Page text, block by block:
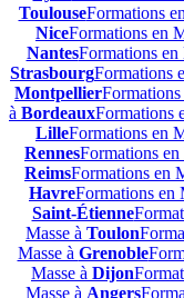
ToulouseFormations
NiceFormations en
NantesFormations
StrasbourgFormations
Montpellier
à BordeauxFormations
LilleFormations en
RennesFormations
ReimsFormations en
HavreFormations en
Saint-Étienne
Masse à Toulon
Masse à Grenoble
Masse à Dijon
Masse à Angers